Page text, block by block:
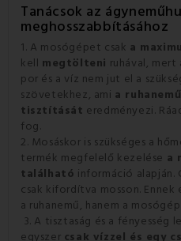
Tanácsok az
meghosszabbításához
1. A mosógépet csak a
kell megtölteni ruhával,
por és a víz nem jut el a
szövetekhez, ami a
tisztítását eredményezi.
fog.
2. Mosáskor is szükséges a
termék megfelelő kezelése a
található információ alapján.
csak kifordítva mosson. Ennek
a ruhanemű, hanem a
3. A tisztaság és a fényesség
egyszer csak vízzel és egy